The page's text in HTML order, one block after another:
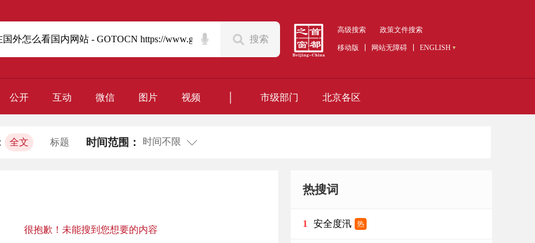
搜索
高级搜索 政策文件搜索
移动版 网站无障碍 ENGLISH
公开 互动 微信 图片 视频 市级部门 北京各区
全文 标题 时间范围： 时间不限
很抱歉！未能搜到您想要的内容
热搜词
1 安全度汛 热